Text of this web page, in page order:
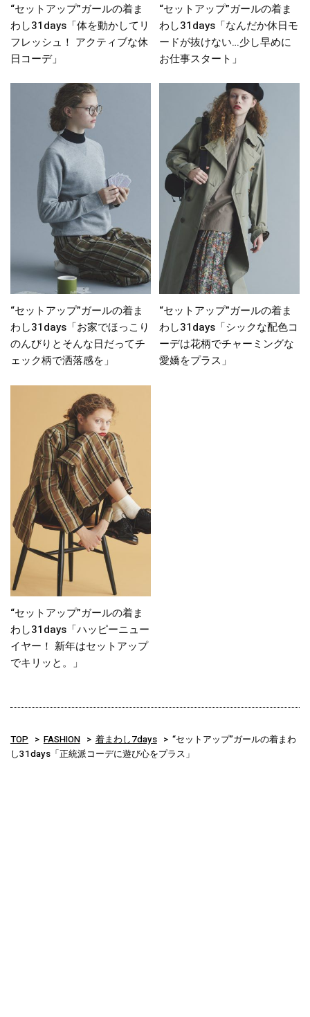
“セットアップ”ガールの着ま
わし31days「体を動かしてリ
フレッシュ！ アクティブな休
日コーデ」
“セットアップ”ガールの着ま
わし31days「なんだか休日モ
ードが抜けない…少し早めに
お仕事スタート」
“セットアップ”ガールの着ま
わし31days「お家でほっこり
のんびりとそんな日だってチ
ェック柄で洒落感を」
“セットアップ”ガールの着ま
わし31days「シックな配色コ
ーデは花柄でチャーミングな
愛嬌をプラス」
“セットアップ”ガールの着ま
わし31days「ハッピーニュー
イヤー！ 新年はセットアップ
でキリッと。」
TOP FASHION 着まわし7days
“セットアップ”ガールの着まわ
し31days「正統派コーデに遊び心をプラス」